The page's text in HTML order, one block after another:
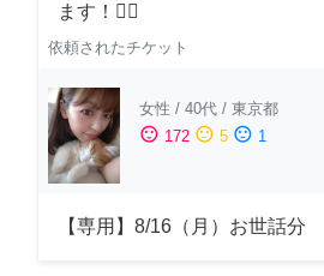
ます！🙇‍♂️
依頼されたチケット
女性 / 40代 / 東京都
sentiment_satisfied 172 sentiment_neutral 5 sentiment_dissatisfied 1
【専用】8/16（月）お世話分